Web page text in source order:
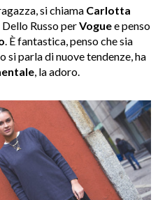
si chiama Carlotta
Russo perVoguee penso
. È fantastica, penso che sia
si parla di nuove tendenze, ha
, la adoro.